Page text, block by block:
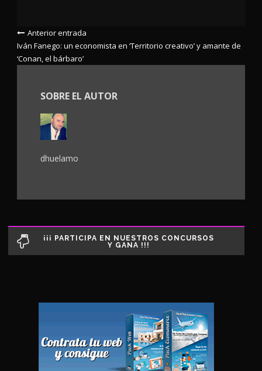
Anterior entrada
Iván Fanego: un economista en ‘Territorio creativo’ y amante de
‘Conan, el bárbaro’
SOBRE EL AUTOR
dhuelamo
¡¡¡ PARTICIPA EN NUESTROS CONCURSOS
Y GANA !!!